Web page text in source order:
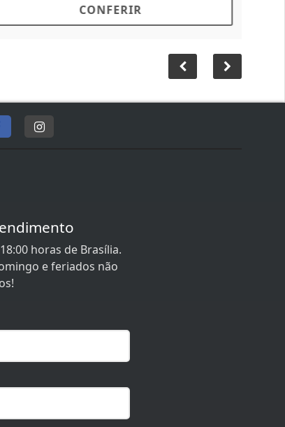
CONFERIR
horas de Brasília.
e feriados não